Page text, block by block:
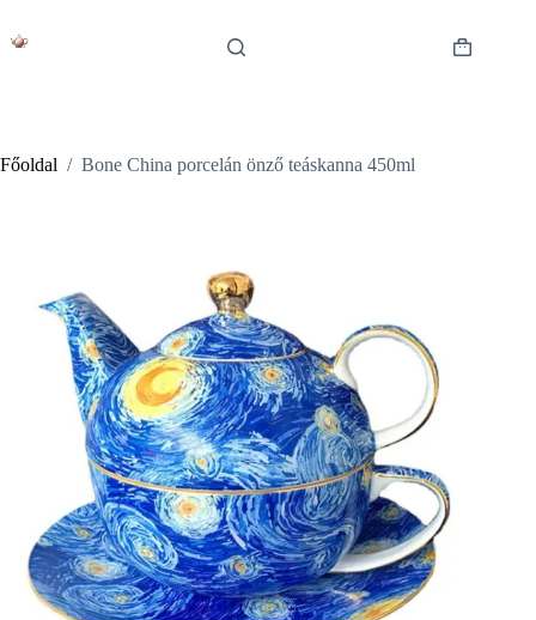
content
Shopping
Főoldal / Bone China porcelán önző teáskanna 450ml